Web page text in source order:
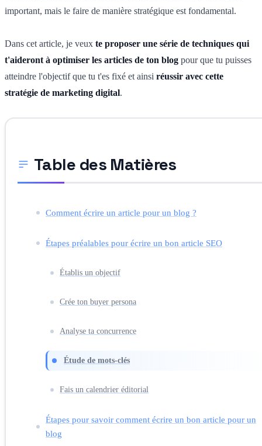
important, mais le faire de manière stratégique est fondamental.
Dans cet article, je veux te proposer une série de techniques qui
t'aideront à optimiser les articles de ton blog pour que tu puisses
atteindre l'objectif que tu t'es fixé et ainsi réussir avec cette
stratégie de marketing digital.
Table des Matières
Comment écrire un article pour un blog ?
Étapes préalables pour écrire un bon article SEO
Établis un objectif
Crée ton buyer persona
Analyse ta concurrence
Étude de mots-clés
Fais un calendrier éditorial
Étapes pour savoir comment écrire un bon article pour un
blog